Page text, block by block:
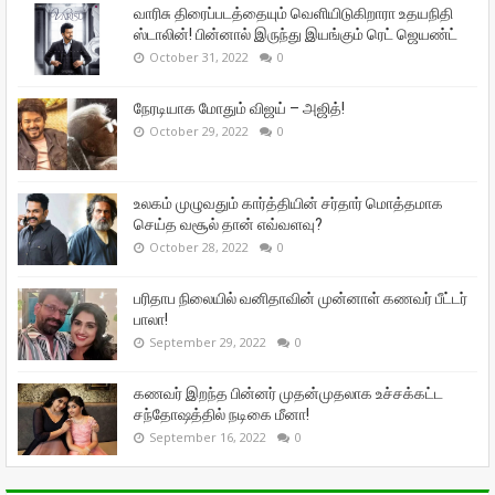
வாரிசு திரைப்படத்தையும் வெளியிடுகிறாரா உதயநிதி
ஸ்டாலின்! பின்னால் இருந்து இயங்கும் ரெட் ஜெயண்ட்
October 31, 2022 0
நேரடியாக மோதும் விஜய் – அஜித்!
October 29, 2022 0
உலகம் முழுவதும் கார்த்தியின் சர்தார் மொத்தமாக
செய்த வசூல் தான் எவ்வளவு?
October 28, 2022 0
பரிதாப நிலையில் வனிதாவின் முன்னாள் கணவர் பீட்டர்
பாலா!
September 29, 2022 0
கணவர் இறந்த பின்னர் முதன்முதலாக உச்சக்கட்ட
சந்தோஷத்தில் நடிகை மீனா!
September 16, 2022 0